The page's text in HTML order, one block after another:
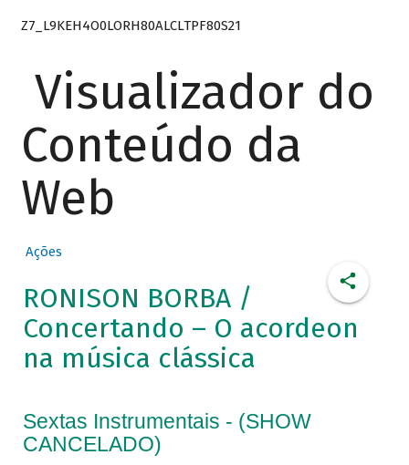
Z7_L9KEH4O0LORH80ALCLTPF80S21
Visualizador do
Conteúdo da
Web
Ações
RONISON BORBA /
Concertando – O acordeon
na música clássica
Sextas Instrumentais - (SHOW
CANCELADO)